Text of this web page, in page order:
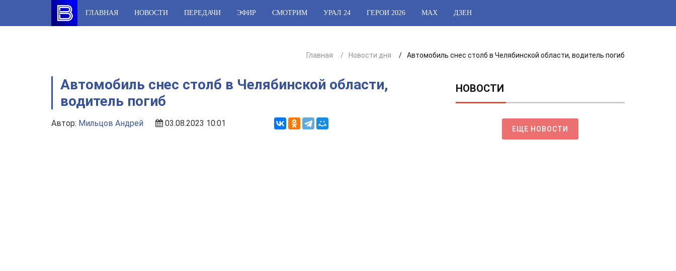
content
ГЛАВНАЯ НОВОСТИ ПЕРЕДАЧИ ЭФИР СМОТРИМ УРАЛ 24 ГЕРОИ 2026 МАХ ДЗЕН
Главная Новости дня Автомобиль снес столб в Челябинской области, водитель погиб
Автомобиль снес столб в Челябинской области,
водитель погиб
Автор: Мильцов Андрей 03.08.2023 10:01
НОВОСТИ
ЕЩЕ НОВОСТИ